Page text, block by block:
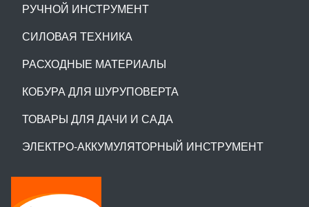
РУЧНОЙ ИНСТРУМЕНТ
СИЛОВАЯ ТЕХНИКА
РАСХОДНЫЕ МАТЕРИАЛЫ
КОБУРА ДЛЯ ШУРУПОВЕРТА
ТОВАРЫ ДЛЯ ДАЧИ И САДА
ЭЛЕКТРО-АККУМУЛЯТОРНЫЙ ИНСТРУМЕНТ